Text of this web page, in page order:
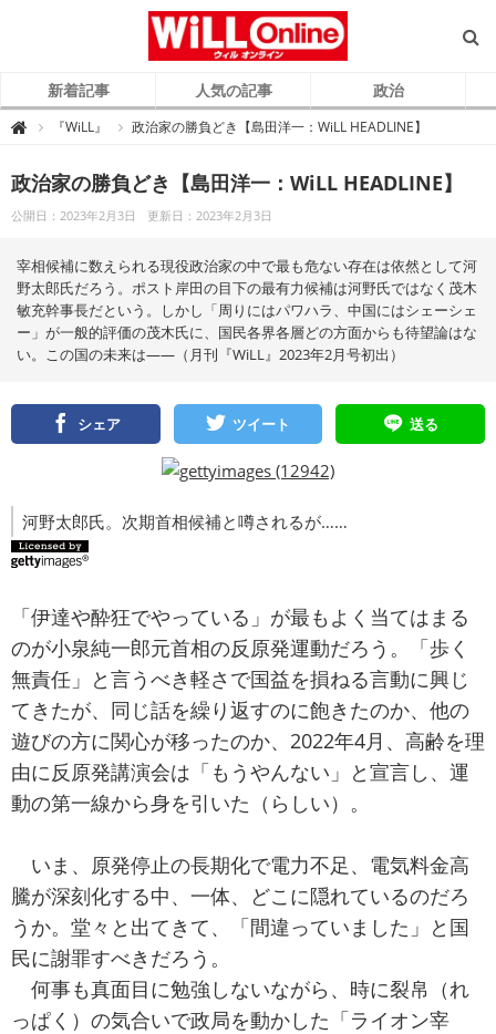
新着記事 人気の記事 政治

O
n
i
（
ウ
ィ
ル
オ
ラ
イ
ン
『WiLL』 政治家の勝負どき【島田洋一：WiLL HEADLINE】
政治家の勝負どき【島田洋一：WiLL HEADLINE】
公開日：2023年2月3日 更新日：2023年2月3日
宰相候補に数えられる現役政治家の中で最も危ない存在は依然として河
野太郎氏だろう。ポスト岸田の目下の最有力候補は河野氏ではなく茂木
敏充幹事長だという。しかし「周りにはパワハラ、中国にはシェーシェ
ー」が一般的評価の茂木氏に、国民各界各層どの方面からも待望論はな
い。この国の未来は――（月刊『WiLL』2023年2月号初出）
シェア ツイート 送る
河野太郎氏。次期首相候補と噂されるが……
「伊達や酔狂でやっている」が最もよく当てはまる
のが小泉純一郎元首相の反原発運動だろう。「歩く
無責任」と言うべき軽さで国益を損ねる言動に興じ
てきたが、同じ話を繰り返すのに飽きたのか、他の
遊びの方に関心が移ったのか、2022年4月、高齢を理
由に反原発講演会は「もうやんない」と宣言し、運
動の第一線から身を引いた（らしい）。
いま、原発停止の長期化で電力不足、電気料金高
騰が深刻化する中、一体、どこに隠れているのだろ
うか。堂々と出てきて、「間違っていました」と国
民に謝罪すべきだろう。
何事も真面目に勉強しないながら、時に裂帛（れ
っぱく）の気合いで政局を動かした「ライオン宰